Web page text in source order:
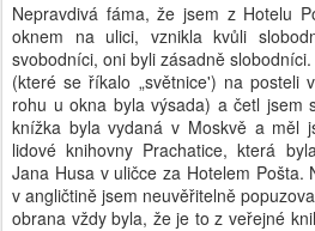
Nepravdivá fáma, že jsem z Hotelu
oknem na ulici, vznikla kvůli
svobodníci, oni byli zásadně
(které se říkalo „světnice') na
rohu u okna byla výsada) a četl jsem
knížka byla vydaná v Moskvě a měl
lidové knihovny Prachatice, která
Jana Husa v uličce za Hotelem Pošta.
v angličtině jsem neuvěřitelně
obrana vždy byla, že je to z veřejné